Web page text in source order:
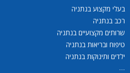
בעלי מקצוע בנתניה
רכב בנתניה
שרותים מקצועיים בנתניה
טיפוח ובריאות בנתניה
ילדים ותינוקות בנתניה
...